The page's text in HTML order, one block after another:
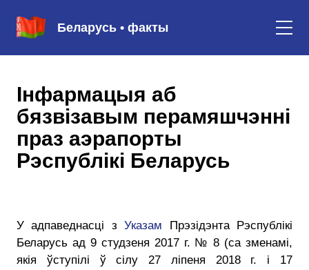
Беларусь • факты
Інфармацыя аб
бязвізавым перамяшчэнні
праз аэрапорты
Рэспублікі Беларусь
У адпаведнасці зУказам Прэзідэнта Рэспублікі
Беларусь ад 9 студзеня 2017 г. № 8 (са зменамі,
якія ўступілі ў сілу 27 ліпеня 2018 г. і 17